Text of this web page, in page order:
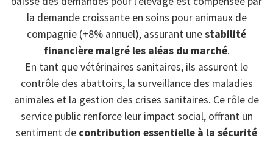
la demande croissante en soins pour animaux de
compagnie (+8% annuel), assurant unestabilité
financière malgré les aléas du marché.
En tant que vétérinaires sanitaires, ils assurent le
contrôle des abattoirs, la surveillance des maladies
animales et la gestion des crises sanitaires. Ce rôle de
service public renforce leur impact social, offrant un
sentiment de contribution essentielle à la sécurité